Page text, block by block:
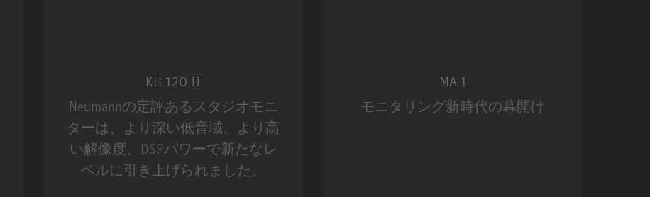
KH 120 II
Neumannの定評あるスタジオモニ
ターは、より深い低音域、より高
い解像度、DSPパワーで新たなレ
ベルに引き上げられました。
MA 1
モニタリング新時代の幕開け